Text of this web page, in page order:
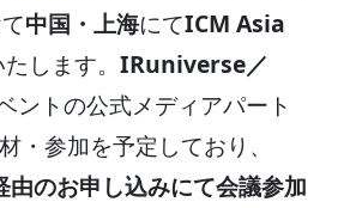
中国・上海にてICM Asia
します。 IRuniverse／
ントの公式メディアパート
・参加を予定しており、
のお申し込みにて会議参加